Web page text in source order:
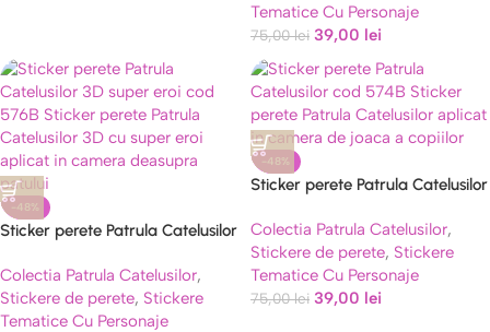
Tematice Cu Personaje
75,00lei 39,00 lei
-48%
Sticker perete Patrula Catelusilor
Colectia Patrula Catelusilor,
Stickere de perete, Stickere
Tematice Cu Personaje
-48%
Sticker perete Patrula Catelusilor
Colectia Patrula Catelusilor,
Stickere de perete, Stickere
Tematice Cu Personaje
75,00lei 39,00 lei